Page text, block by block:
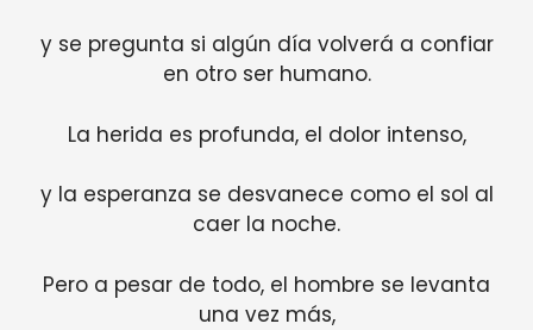
y se pregunta si algún día volverá a confiar
en otro ser humano.
La herida es profunda, el dolor intenso,
y la esperanza se desvanece como el sol al
caer la noche.
Pero a pesar de todo, el hombre se levanta
una vez más,